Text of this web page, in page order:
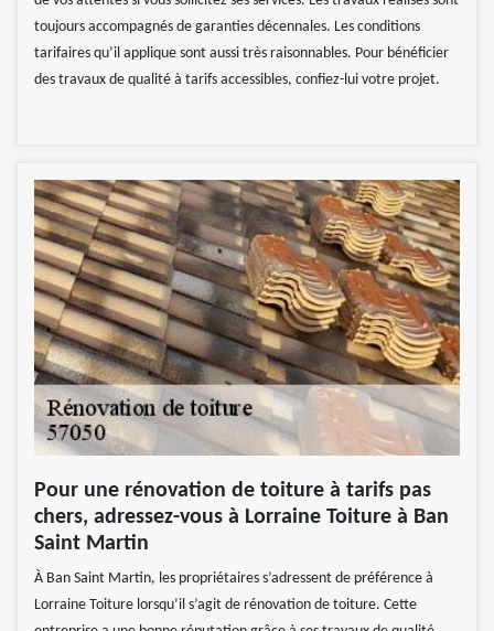
toujours accompagnés de garanties décennales. Les conditions
tarifaires qu’il applique sont aussi très raisonnables. Pour bénéficier
des travaux de qualité à tarifs accessibles, confiez-lui votre projet.
Pour une rénovation de toiture à tarifs pas
chers, adressez-vous à Lorraine Toiture à Ban
Saint Martin
À Ban Saint Martin, les propriétaires s’adressent de préférence à
Lorraine Toiture lorsqu’il s’agit de rénovation de toiture. Cette